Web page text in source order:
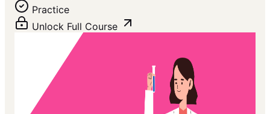
Practice
Unlock Full Course